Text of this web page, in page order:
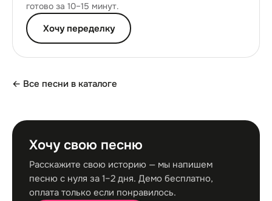
готово за 10–15 минут.
Хочу переделку
← Все песни в каталоге
Хочу свою песню
Расскажите свою историю — мы напишем
песню с нуля за 1–2 дня. Демо бесплатно,
оплата только если понравилось.